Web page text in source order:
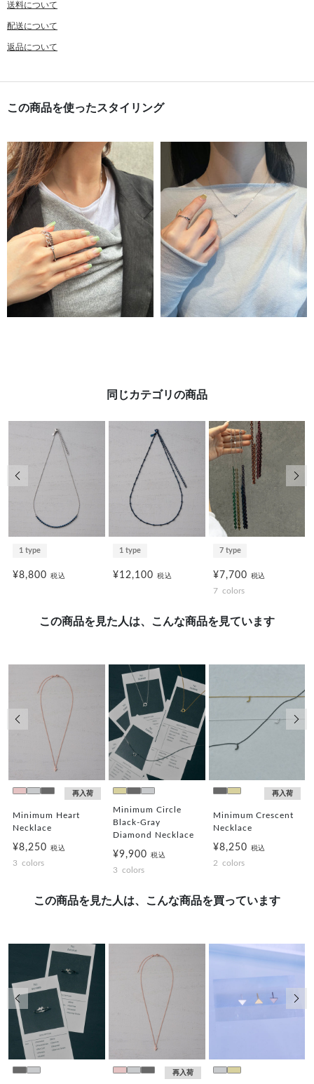
送料について
配送について
返品について
この商品を使ったスタイリング
同じカテゴリの商品
1 type
¥8,800税込
1 type
¥12,100 税込
7 type
¥7,700 税込
7 colors
前の画像
この商品を見た人は、こんな商品を見ています
再入荷
Minimum Heart
Necklace
¥8,250税込
3 colors
Minimum Circle
Black-Gray
Diamond Necklace
¥9,900 税込
3 colors
再入荷
Minimum Crescent
Necklace
¥8,250 税込
2 colors
前の画像
この商品を見た人は、こんな商品を買っています
再入荷
前の画像